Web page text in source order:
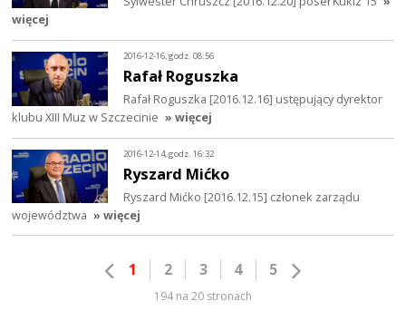
więcej
2016-12-16, godz. 08:56
Rafał Roguszka
Rafał Roguszka [2016.12.16] ustępujący dyrektor
klubu XIII Muz w Szczecinie » więcej
2016-12-14, godz. 16:32
Ryszard Mićko
Ryszard Mićko [2016.12.15] członek zarządu
województwa » więcej
1 2 3 4 5
194 na 20 stronach